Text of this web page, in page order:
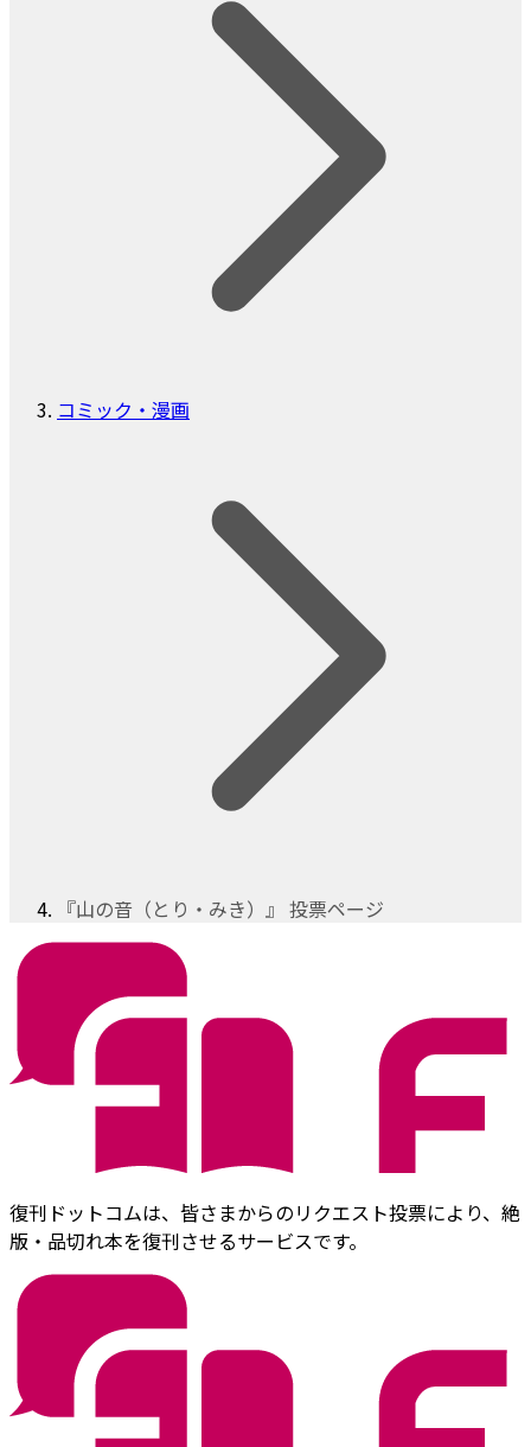
コミック・漫画
『山の音（とり・みき）』 投票ページ
復刊ドットコムは、皆さまからのリクエスト投票により、絶
版・品切れ本を復刊させるサービスです。